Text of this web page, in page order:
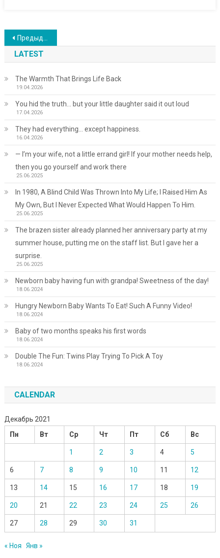
Навигация
по
записям
Предыдущие записи
LATEST
The Warmth That Brings Life Back
19.04.2026
You hid the truth… but your little daughter said it out loud
17.04.2026
They had everything… except happiness.
16.04.2026
— I’m your wife, not a little errand girl! If your mother needs help,
then you go yourself and work there
25.06.2025
In 1980, A Blind Child Was Thrown Into My Life; I Raised Him As
My Own, But I Never Expected What Would Happen To Him.
25.06.2025
The brazen sister already planned her anniversary party at my
summer house, putting me on the staff list. But I gave her a
surprise.
25.06.2025
Newborn baby having fun with grandpa! Sweetness of the day!
18.06.2024
Hungry Newborn Baby Wants To Eat! Such A Funny Video!
18.06.2024
Baby of two months speaks his first words
18.06.2024
Double The Fun: Twins Play Trying To Pick A Toy
18.06.2024
CALENDAR
Декабрь 2021
Пн
Вт Ср Чт Пт Сб Вс
1 2 3 4 5
6 7 8 9 10 11 12
13 14 15 16 17 18 19
20 21 22 23 24 25 26
27 28 29 30 31
« Ноя Янв »